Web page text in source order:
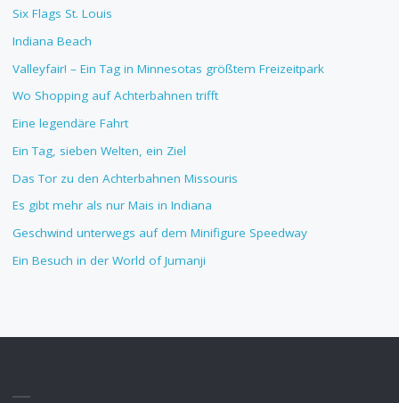
Six Flags St. Louis
Indiana Beach
Valleyfair! – Ein Tag in Minnesotas größtem Freizeitpark
Wo Shopping auf Achterbahnen trifft
Eine legendäre Fahrt
Ein Tag, sieben Welten, ein Ziel
Das Tor zu den Achterbahnen Missouris
Es gibt mehr als nur Mais in Indiana
Geschwind unterwegs auf dem Minifigure Speedway
Ein Besuch in der World of Jumanji